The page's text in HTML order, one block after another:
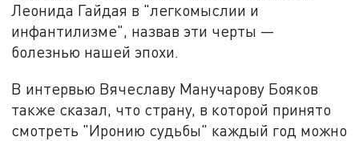
Леонида Гайдая в "легкомыслии и
инфантилизме", назвав эти черты —
болезнью нашей эпохи.
В интервью Вячеславу Манучарову Бояков
также сказал, что страну, в которой принято
смотреть "Иронию судьбы" каждый год можно